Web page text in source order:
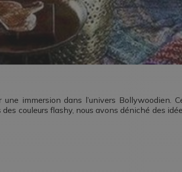
une immersion dans l’univers Bollywoodien.
couleurs flashy, nous avons déniché des